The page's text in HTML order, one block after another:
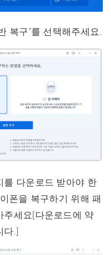
복구”를 선택해주세요.
를 다운로드 받아야 한
폰을 복구하기 위해 패
주세요(다운로드에 약
다.)